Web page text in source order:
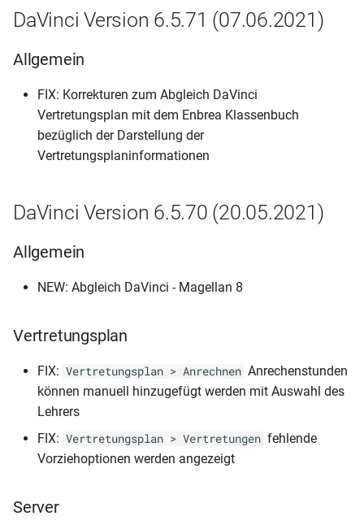
DaVinci Version 6.5.71 (07.06.2021)
Allgemein
FIX: Korrekturen zum Abgleich DaVinci
Vertretungsplan mit dem Enbrea Klassenbuch
bezüglich der Darstellung der
Vertretungsplaninformationen
DaVinci Version 6.5.70 (20.05.2021)
Allgemein
NEW: Abgleich DaVinci - Magellan 8
Vertretungsplan
FIX: Vertretungsplan > Anrechnen Anrechenstunden
können manuell hinzugefügt werden mit Auswahl des
Lehrers
FIX: Vertretungsplan > Vertretungen fehlende
Vorziehoptionen werden angezeigt
Server